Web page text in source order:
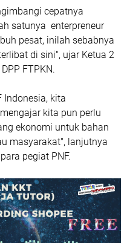
cepatnya
satunya enterpreneur
pesat, inilah sebabnya
di sini", ujar Ketua 2
FTPKN.
Indonesia, kita
kita pun perlu
ekonomi untuk bahan
masyarakat", lanjutnya
pegiat PNF.